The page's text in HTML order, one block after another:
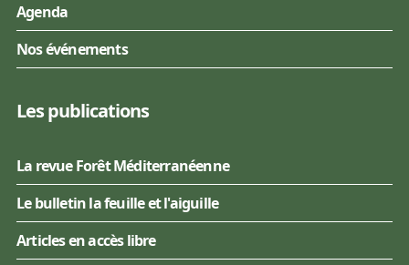
Agenda
Nos événements
Les publications
La revue Forêt Méditerranéenne
Le bulletin la feuille et l'aiguille
Articles en accès libre